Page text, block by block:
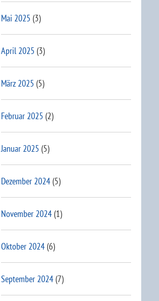
Mai 2025 (3)
April 2025 (3)
März 2025 (5)
Februar 2025 (2)
Januar 2025 (5)
Dezember 2024(5)
November 2024(1)
Oktober 2024(6)
September 2024(7)